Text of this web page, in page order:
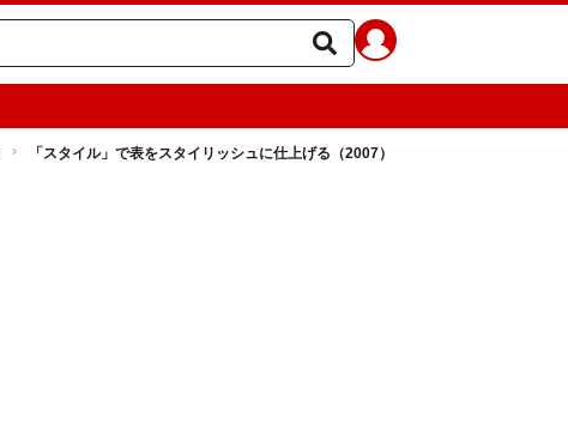
「スタイル」で表をスタイリッシュに仕上げる（2007）